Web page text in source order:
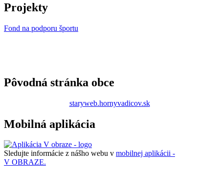
Projekty
Fond na podporu športu
Pôvodná stránka obce
staryweb.hornyvadicov.sk
Mobilná aplikácia
Sledujte informácie z nášho webu v mobilnej aplikácii -
V OBRAZE.